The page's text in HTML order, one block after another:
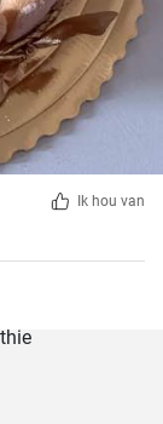
Ik hou van